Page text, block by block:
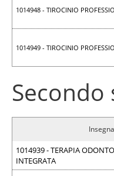
1014948 - TIROCINIO
1014949 - TIROCINIO
Secondo
1014939 - TERAPIA
INTEGRATA